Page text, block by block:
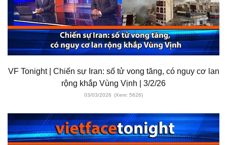
VF Tonight | Chiến sự Iran: số tử vong tăng, có nguy cơ lan
rộng khắp Vùng Vịnh | 3/2/26
03/03/2026 (Xem: 5626)